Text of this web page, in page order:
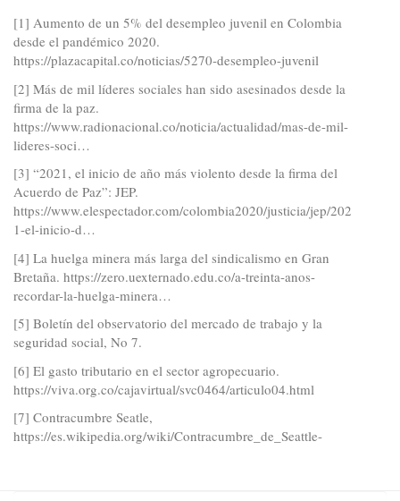
[1] Aumento de un 5% del desempleo juvenil en Colombia
desde el pandémico 2020.
https://plazacapital.co/noticias/5270-desempleo-juvenil
[2] Más de mil líderes sociales han sido asesinados desde la
firma de la paz.
https://www.radionacional.co/noticia/actualidad/mas-de-mil-
lideres-soci…
[3] “2021, el inicio de año más violento desde la firma del
Acuerdo de Paz”: JEP.
https://www.elespectador.com/colombia2020/justicia/jep/202
1-el-inicio-d…
[4] La huelga minera más larga del sindicalismo en Gran
Bretaña. https://zero.uexternado.edu.co/a-treinta-anos-
recordar-la-huelga-minera…
[5] Boletín del observatorio del mercado de trabajo y la
seguridad social, No 7.
[6] El gasto tributario en el sector agropecuario.
https://viva.org.co/cajavirtual/svc0464/articulo04.html
[7] Contracumbre Seatle,
https://es.wikipedia.org/wiki/Contracumbre_de_Seattle-